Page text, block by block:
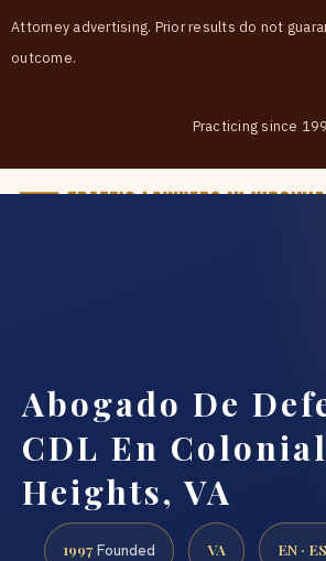
Attorney advertising. Prior results do not
outcome.
Practicing since
Abogado De
CDL En Colonial
Heights, VA
1997 Founded VA EN · ES